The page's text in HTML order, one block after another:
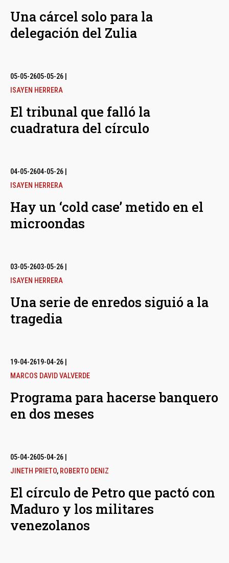
Una cárcel solo para la
delegación del Zulia
05-05-2605-05-26
ISAYEN HERRERA
El tribunal que falló la
cuadratura del círculo
04-05-2604-05-26
ISAYEN HERRERA
Hay un ‘cold case’ metido en el
microondas
03-05-2603-05-26
ISAYEN HERRERA
Una serie de enredos siguió a la
tragedia
19-04-2619-04-26
MARCOS DAVID VALVERDE
Programa para hacerse banquero
en dos meses
05-04-2605-04-26
JINETH PRIETO, ROBERTO DENIZ
El círculo de Petro que pactó con
Maduro y los militares
venezolanos